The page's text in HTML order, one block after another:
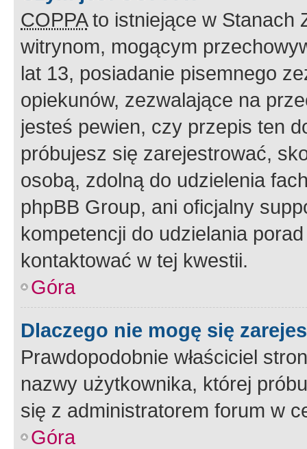
COPPAto istniejące w Stanach
witrynom, mogącym
lat 13, posiadanie pisemnego
opiekunów, zezwalające na
jesteś pewien, czy przepis ten
próbujesz się zarejestrować,
osobą, zdolną do udzielenia
phpBB Group, ani oficjalny
kompetencji do udzielania
kontaktować w tej kwestii.
Góra
Dlaczego nie mogę się
Prawdopodobnie właściciel
nazwy użytkownika, której
się z administratorem forum w
Góra